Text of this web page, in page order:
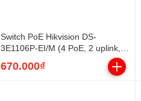
Switch PoE Hikvision DS-
3E1106P-EI/M (4 PoE, 2 uplink,
670.000₫